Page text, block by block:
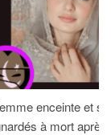
enceinte et
à mort après